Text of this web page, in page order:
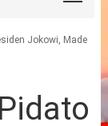
Jokowi, Made